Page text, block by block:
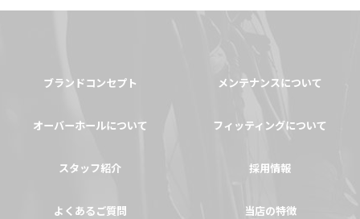
ブランドコンセプト メンテナンスについて
オーバーホールについて フィッティングについて
スタッフ紹介 採用情報
よくあるご質問 当店の特徴